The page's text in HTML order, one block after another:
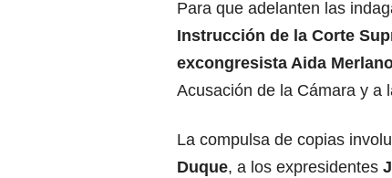
Para que adelanten las
Instrucción de la Corte
excongresista Aida
Acusación de la Cámara y a
La compulsa de copias
Duque, a los expresidentes